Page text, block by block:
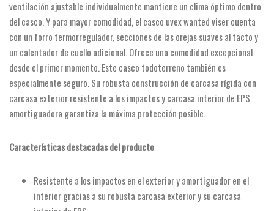
ventilación ajustable individualmente mantiene un clima óptimo dentro
del casco. Y para mayor comodidad, el casco uvex wanted viser cuenta
con un forro termorregulador, secciones de las orejas suaves al tacto y
un calentador de cuello adicional. Ofrece una comodidad excepcional
desde el primer momento. Este casco todoterreno también es
especialmente seguro. Su robusta construcción de carcasa rígida con
carcasa exterior resistente a los impactos y carcasa interior de EPS
amortiguadora garantiza la máxima protección posible.
Características destacadas del producto
Resistente a los impactos en el exterior y amortiguador en el
interior gracias a su robusta carcasa exterior y su carcasa